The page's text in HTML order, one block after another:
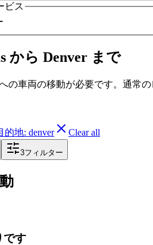
ビス
から Denver まで
への車両の移動が必要です。通常
的地: denver
Clear all
3フィルター
です